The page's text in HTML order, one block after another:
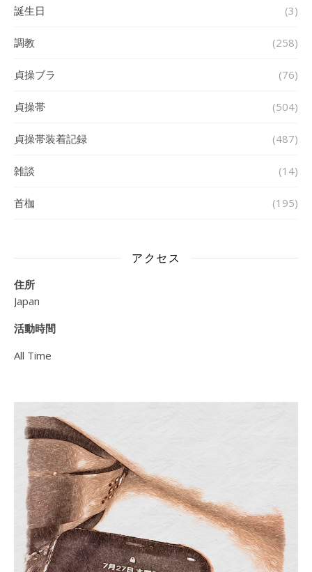
誕生日 (3)
調教 (258)
貞操ブラ (76)
貞操帯 (504)
貞操帯装着記録 (487)
雑談 (14)
首枷 (195)
アクセス
住所
Japan
活動時間
All Time